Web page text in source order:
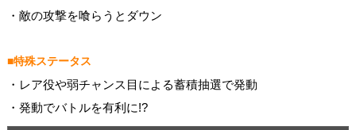
・敵の攻撃を喰らうとダウン
■特殊ステータス
・レア役や弱チャンス目による蓄積抽選で発動
・発動でバトルを有利に!?